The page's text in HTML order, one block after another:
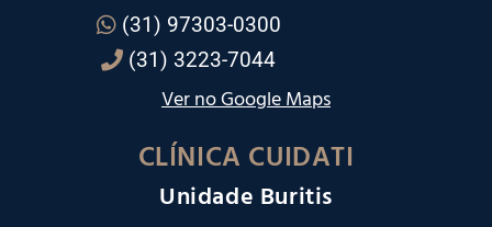
(31) 97303-0300
(31) 3223-7044
Ver no Google Maps
CLÍNICA CUIDATI
Unidade Buritis